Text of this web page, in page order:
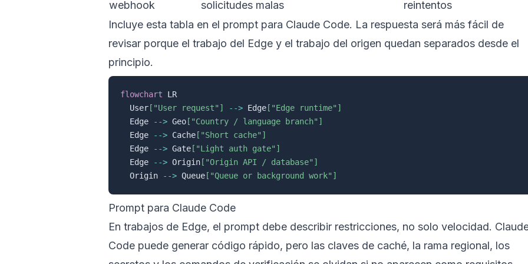
webhook solicitudes malas
reintentos
Incluye esta tabla en el prompt para Claude Code. La respuesta será más fácil de
revisar porque el trabajo del Edge y el trabajo del origen quedan separados desde el
principio.
flowchart LR
  User
["User request"] --> Edge ["Edge runtime"]
  Edge
--> Geo ["Country / language branch"]
  Edge
--> Cache ["Short cache"]
  Edge
--> Gate ["Light auth gate"]
  Edge
--> Origin ["Origin API / database"]
  Origin
--> Queue ["Queue or background work"]
Prompt para Claude Code
En trabajos de Edge, el prompt debe describir restricciones, no solo velocidad.
Code puede generar código rápido, pero las claves de caché, la rama regional, los